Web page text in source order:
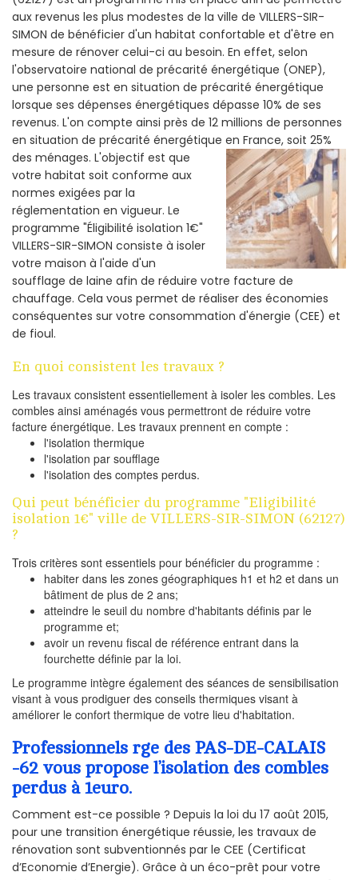
aux revenus les plus modestes de la ville de VILLERS-SIR-
SIMON de bénéficier d'un habitat confortable et d'être en
mesure de rénover celui-ci au besoin. En effet, selon
l'observatoire national de précarité énergétique (ONEP),
une personne est en situation de précarité énergétique
lorsque ses dépenses énergétiques dépasse 10% de ses
revenus. L'on compte ainsi près de 12 millions de personnes
en situation de précarité énergétique en France, soit 25%
des ménages. L'objectif est que
votre habitat soit conforme aux
normes exigées par la
réglementation en vigueur. Le
programme "Éligibilité isolation 1€"
VILLERS-SIR-SIMON consiste à isoler
votre maison à l'aide d'un
soufflage de laine afin de réduire votre facture de
chauffage. Cela vous permet de réaliser des économies
conséquentes sur votre consommation d'énergie (CEE) et
de fioul.
En quoi consistent les travaux ?
Les travaux consistent essentiellement à isoler les combles. Les
combles ainsi aménagés vous permettront de réduire votre
facture énergétique. Les travaux prennent en compte :
l'isolation thermique
l'isolation par soufflage
l'isolation des comptes perdus.
Qui peut bénéficier du programme "Eligibilité
isolation 1€" ville de VILLERS-SIR-SIMON (62127)
?
Trois critères sont essentiels pour bénéficier du programme :
habiter dans les zones géographiques h1 et h2 et dans un
bâtiment de plus de 2 ans;
atteindre le seuil du nombre d'habitants définis par le
programme et;
avoir un revenu fiscal de référence entrant dans la
fourchette définie par la loi.
Le programme intègre également des séances de sensibilisation
visant à vous prodiguer des conseils thermiques visant à
améliorer le confort thermique de votre lieu d'habitation.
Professionnels rge des PAS-DE-CALAIS
-62 vous propose l’isolation des combles
perdus à 1euro.
Comment est-ce possible ? Depuis la loi du 17 août 2015,
pour une transition énergétique réussie, les travaux de
rénovation sont subventionnés par le CEE (Certificat
d’Economie d’Energie). Grâce à un éco-prêt pour votre